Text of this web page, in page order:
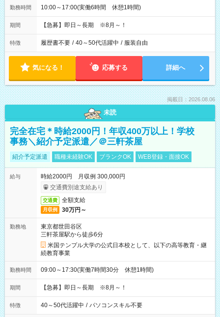
勤務時間 10:00～17:00(実働6時間 休憩1時間)
期間 【急募】即日～長期 ※8月～！
特徴 履歴書不要 / 40～50代活躍中 / 服装自由
気になる！ 応募する 詳細へ
掲載日：2026.08.06
未読
完全在宅＊時給2000円！年収400万以上！学校
事務＼紹介予定派遣／＠三軒茶屋
紹介予定派遣 職種未経験OK ブランクOK WEB登録・面接OK
給与
時給2000円 月収例 300,000円
交通費別途支給あり
交通費 全額支給
月収例 30万円～
勤務地
東京都世田谷区
三軒茶屋駅から徒歩6分
米国テンプル大学の公式日本校として、以下の高等教育・継
続教育事業
勤務時間 09:00～17:30(実働7時間30分 休憩1時間)
期間 【急募】即日～長期 ※8月～！
特徴 40～50代活躍中 / パソコンスキル不要